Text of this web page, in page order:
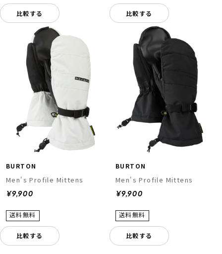
比較する 比較する
BURTON
Men's Profile Mittens
¥9,900
比較する
BURTON
Men's Profile Mittens
¥9,900
比較する